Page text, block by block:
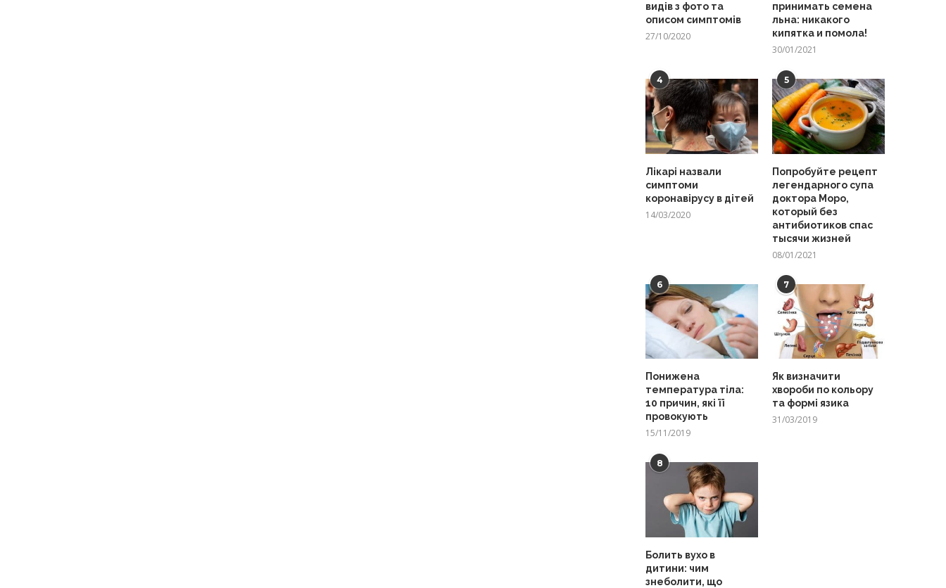
видів з фото та
описом симптомів
27/10/2020
принимать семена
льна: никакого
кипятка и помола!
30/01/2021
4
Лікарі назвали
симптоми
коронавірусу в дітей
14/03/2020
5
Попробуйте рецепт
легендарного супа
доктора Моро,
который без
антибиотиков спас
тысячи жизней
08/01/2021
6
Понижена
температура тіла:
10 причин, які її
провокують
15/11/2019
7
Як визначити
хвороби по кольору
та формі язика
31/03/2019
8
Болить вухо в
дитини: чим
знеболити, що